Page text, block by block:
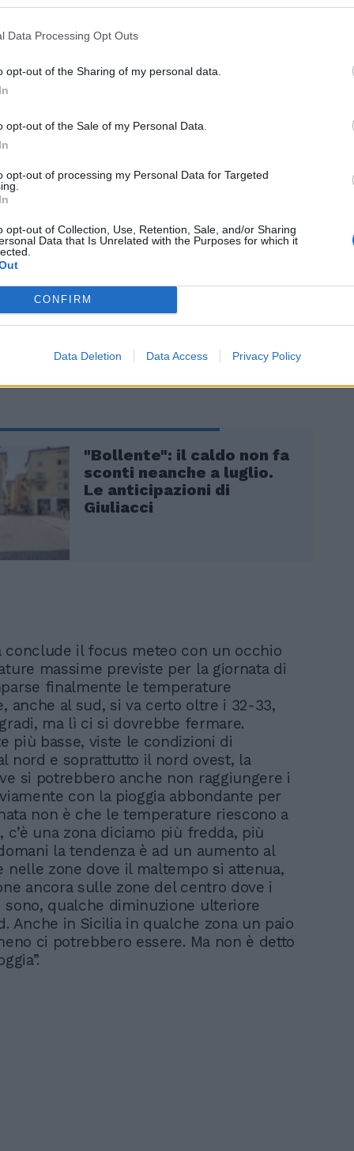
Data Processing Opt Outs
opt-out of the Sharing of my personal data.
opt-out of the Sale of my Personal Data.
opt-out of processing my Personal Data for Targeted
opt-out of Collection, Use, Retention, Sale, and/or Sharing
Data that Is Unrelated with the Purposes for which it
CONFIRM
Data Deletion Data Access Privacy Policy
gran parte del nord, anche se sul basso
Liguria ancora ci sono. C’è una zona
Toscana, un poco anche le
l’Abruzzo, che è una zona molto
molto intensi, quindi maltempo
direi da allerta che sicuramente ci
Civile. E poi ancora fra
Corsica, al sud a maledizione delle non
a essere a essere presente. Poi nella
25 giugno c’è un segno di
sta cambiando, anche se le carte non
speranze, però se qualche pioggia arriva
contenti. Ancora però molto instabile al
soprattutto sulla parte orientale.
l’abbassamento delle temperature a
è confermato, per via di una fase di
di tempo instabile. Non è detto che piova
tutta la giornata, però sicuramente è
"Bollente": il caldo non fa
sconti neanche a luglio.
Le anticipazioni di
Giuliacci
conclude il focus meteo con un occhio
massime previste per la giornata di
finalmente le temperature
anche al sud, si va certo oltre i 32-33,
ma lì ci si dovrebbe fermare.
più basse, viste le condizioni di
nord e soprattutto il nord ovest, la
si potrebbero anche non raggiungere i
con la pioggia abbondante per
non è che le temperature riescono a
c’è una zona diciamo più fredda, più
la tendenza è ad un aumento al
nelle zone dove il maltempo si attenua,
ancora sulle zone del centro dove i
qualche diminuzione ulteriore
Anche in Sicilia in qualche zona un paio
ci potrebbero essere. Ma non è detto